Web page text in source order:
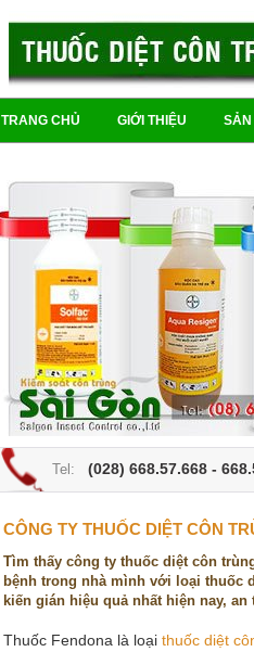
TRANG CHỦ GIỚI THIỆU SẢN
Tel: (028) 668.57.668 -
CÔNG TY THUỐC DIỆT CÔN
Tìm thấy công ty thuốc diệt côn
bệnh trong nhà mình với loại thuốc
kiến gián hiệu quả nhất hiện nay,
Thuốc Fendona là loại thuốc diệt